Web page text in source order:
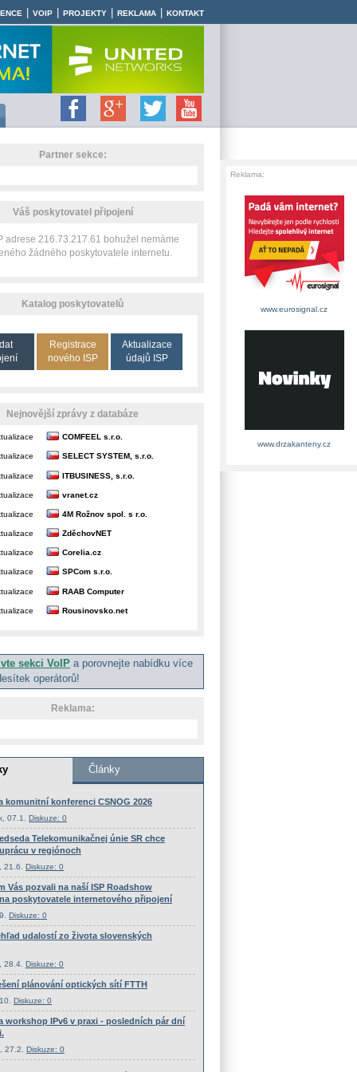
VOIP PROJEKTY REKLAMA KONTAKT
Partner sekce:
Váš poskytovatel připojení
adrese 216.73.217.61 bohužel nemáme
žádného poskytovatele internetu.
Katalog poskytovatelů
Registrace
nového ISP
Aktualizace
údajů ISP
Nejnovější zprávy z databáze
COMFEEL s.r.o.
SELECT SYSTEM, s.r.o.
ITBUSINESS, s.r.o.
vranet.cz
4M Rožnov spol. s r.o.
ZděchovNET
Corelia.cz
SPCom s.r.o.
RAAB Computer
Rousinovsko.net
sekci VoIP a porovnejte nabídku více
operátorů!
Reklama:
Reklama:
www.eurosignal.cz
www.drzakanteny.cz